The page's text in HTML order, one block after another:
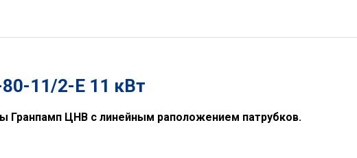
11/2-Е 11 кВт
Гранпамп ЦНВ с линейным раположением патрубков.